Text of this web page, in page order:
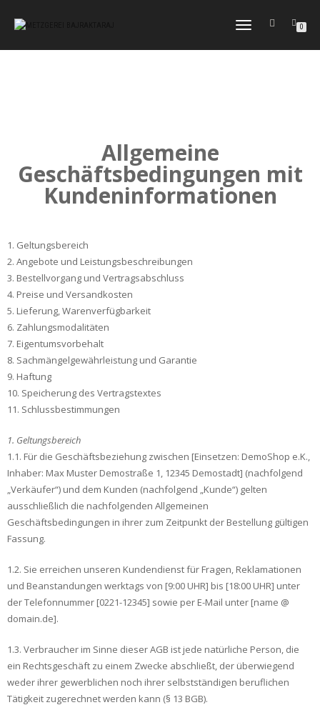
NAVIGATION
0
Allgemeine
Geschäftsbedingungen mit
Kundeninformationen
1. Geltungsbereich
2. Angebote und Leistungsbeschreibungen
3. Bestellvorgang und Vertragsabschluss
4. Preise und Versandkosten
5. Lieferung, Warenverfügbarkeit
6. Zahlungsmodalitäten
7. Eigentumsvorbehalt
8. Sachmängelgewährleistung und Garantie
9. Haftung
10. Speicherung des Vertragstextes
11. Schlussbestimmungen
1. Geltungsbereich
1.1. Für die Geschäftsbeziehung zwischen [Einsetzen: DemoShop e.K.,
Inhaber: Max Muster Demostraße 1, 12345 Demostadt] (nachfolgend
„Verkäufer“) und dem Kunden (nachfolgend „Kunde“) gelten
ausschließlich die nachfolgenden Allgemeinen
Geschäftsbedingungen in ihrer zum Zeitpunkt der Bestellung gültigen
Fassung.
1.2. Sie erreichen unseren Kundendienst für Fragen, Reklamationen
und Beanstandungen werktags von [9:00 UHR] bis [18:00 UHR] unter
der Telefonnummer [0221-12345] sowie per E-Mail unter [name @
domain.de].
1.3. Verbraucher im Sinne dieser AGB ist jede natürliche Person, die
ein Rechtsgeschäft zu einem Zwecke abschließt, der überwiegend
weder ihrer gewerblichen noch ihrer selbstständigen beruflichen
Tätigkeit zugerechnet werden kann (§ 13 BGB).